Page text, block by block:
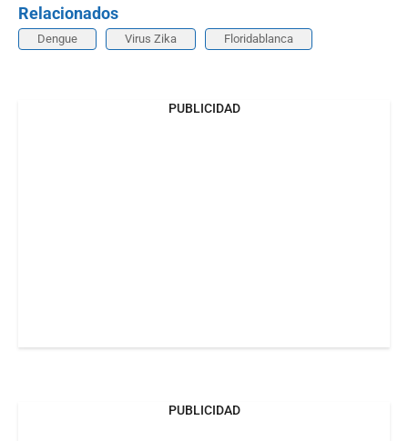
Relacionados
Dengue Virus Zika Floridablanca
PUBLICIDAD
PUBLICIDAD